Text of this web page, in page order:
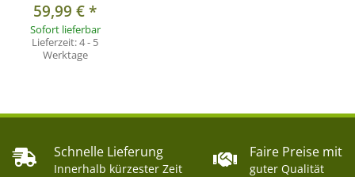
59,99 €*
Sofort lieferbar
Lieferzeit:4 - 5
Werktage
Schnelle Lieferung
Innerhalb kürzester Zeit
Faire Preise mit
guter Qualität